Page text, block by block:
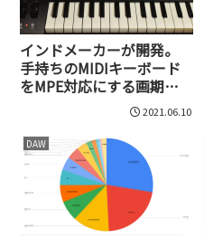
インドメーカーが開発。
手持ちのMIDIキーボード
をMPE対応にする画期的
プラグイン、Fluid Pitch
2021.06.10
DAW